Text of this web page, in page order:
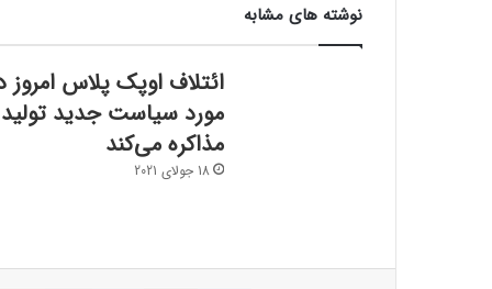
نوشته های مشابه
ائتلاف اوپک پلاس امروز
مورد سیاست جدید تولید
مذاکره می‌کند
18 جولای 2021